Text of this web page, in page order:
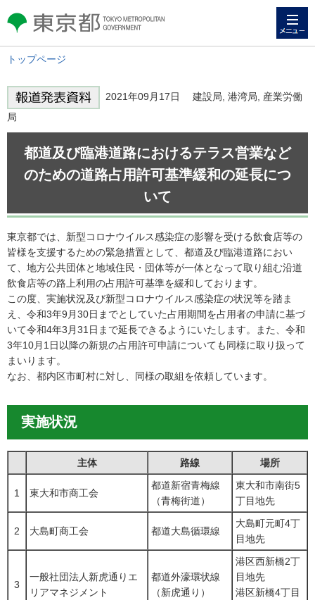
東京都 TOKYO METROPOLITAN
GOVERNMENT
トップページ
2021年09月17日 建設局, 港湾局, 産業労働
局
都道及び臨港道路におけるテラス営業など
のための道路占用許可基準緩和の延長につ
いて
東京都では、新型コロナウイルス感染症の影響を受ける飲食店等の
皆様を支援するための緊急措置として、都道及び臨港道路におい
て、地方公共団体と地域住民・団体等が一体となって取り組む沿道
飲食店等の路上利用の占用許可基準を緩和しております。
この度、実施状況及び新型コロナウイルス感染症の状況等を踏ま
え、令和3年9月30日までとしていた占用期間を占用者の申請に基づ
いて令和4年3月31日まで延長できるようにいたします。また、令和
3年10月1日以降の新規の占用許可申請についても同様に取り扱って
まいります。
なお、都内区市町村に対し、同様の取組を依頼しています。
実施状況
主体 路線 場所
1 東大和市商工会
都道新宿青梅線
（青梅街道）
東大和市南街5
丁目地先
2 大島町商工会 都道大島循環線
大島町元町4丁
目地先
3
一般社団法人新虎通りエ
リアマネジメント
都道外濠環状線
（新虎通り）
港区西新橋2丁
目地先
港区新橋4丁目